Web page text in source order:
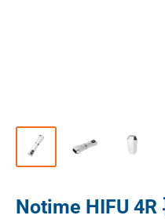
Notime HIFU